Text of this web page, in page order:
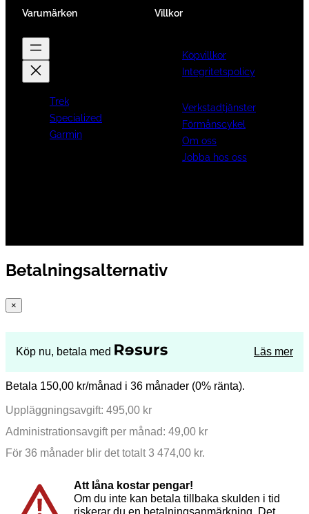
Varumärken
Trek
Specialized
Garmin
Villkor
Köpvillkor
Integritetspolicy
Verkstadtjänster
Förmånscykel
Om oss
Jobba hos oss
Betalningsalternativ
×
Köp nu, betala med Läs mer
Betala 150,00 kr/månad i 36 månader (0% ränta).
Uppläggningsavgift: 495,00 kr
Administrationsavgift per månad: 49,00 kr
För 36 månader blir det totalt 3 474,00 kr.
Att låna kostar pengar!
Om du inte kan betala tillbaka skulden i tid